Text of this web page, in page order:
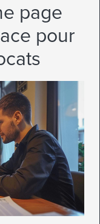
page
pour